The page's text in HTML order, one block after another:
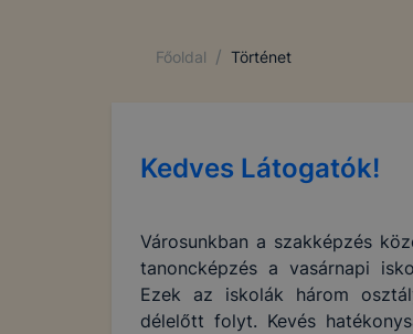
Főoldal / Történet
Kedves Látogatók!
Városunkban a szakképzés
tanoncképzés a vasárnapi
Ezek az iskolák három
délelőtt folyt. Kevés